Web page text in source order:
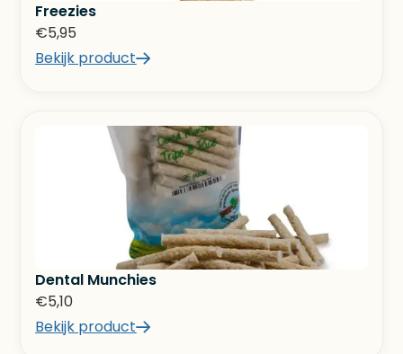
Freezies
€5,95
Bekijk product
Dental Munchies
€5,10
Bekijk product